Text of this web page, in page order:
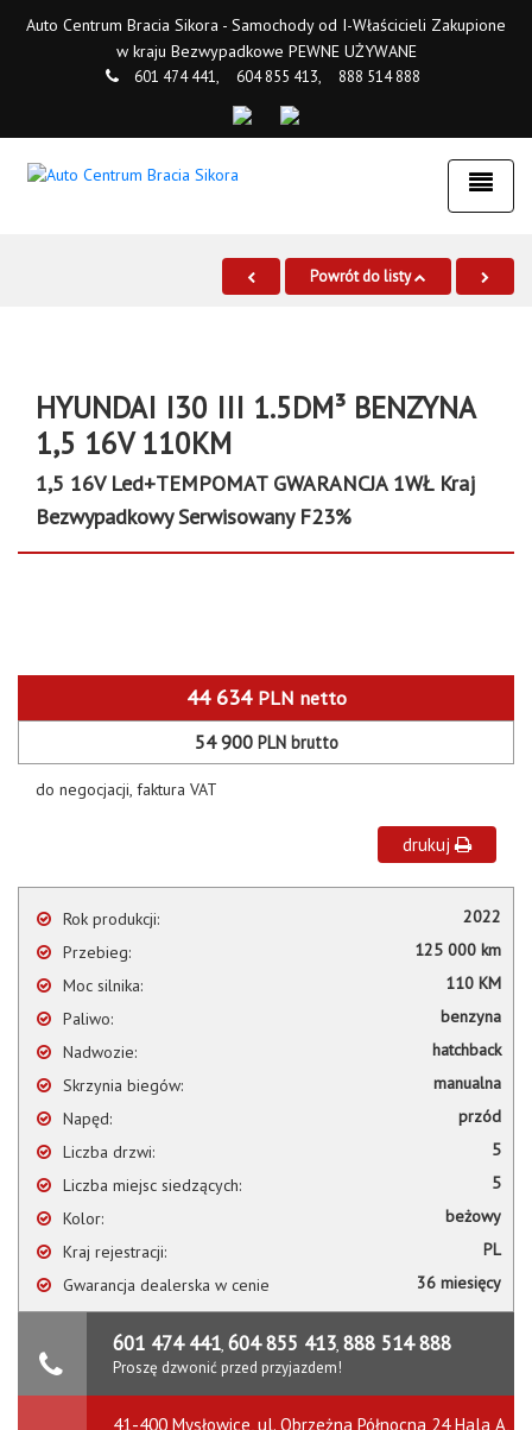
Auto Centrum Bracia Sikora - Samochody od I-Właścicieli Zakupione
w kraju Bezwypadkowe PEWNE UŻYWANE
601 474 441, 604 855 413, 888 514 888
Powrót do listy
HYUNDAI I30 III 1.5DM³ BENZYNA
1,5 16V 110KM
1,5 16V Led+TEMPOMAT GWARANCJA 1WŁ Kraj
Bezwypadkowy Serwisowany F23%
44 634 PLN netto
54 900 PLN brutto
do negocjacji, faktura VAT
drukuj
Rok produkcji:
2022
Przebieg:
125 000 km
Moc silnika:
110 KM
Paliwo:
benzyna
Nadwozie:
hatchback
Skrzynia biegów:
manualna
Napęd:
przód
Liczba drzwi:
5
Liczba miejsc siedzących:
5
Kolor:
beżowy
Kraj rejestracji:
PL
Gwarancja dealerska w cenie
36 miesięcy
601 474 441, 604 855 413, 888 514 888
Proszę dzwonić przed przyjazdem!
41-400 Mysłowice, ul. Obrzeżna Północna 24 Hala A,